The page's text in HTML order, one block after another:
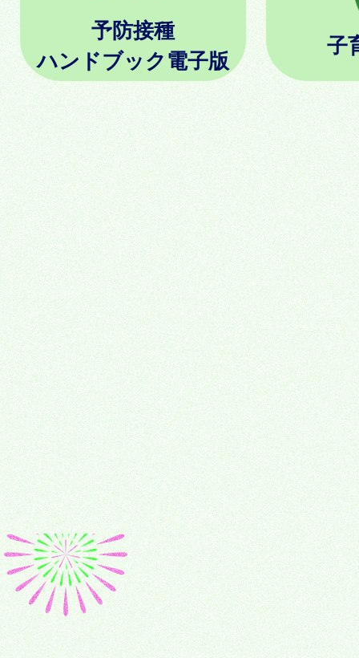
予防接種
ハンドブック電子版
子